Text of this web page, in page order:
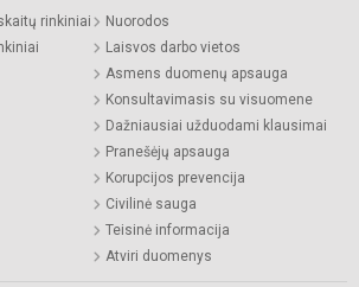
rinkiniai
Nuorodos
Laisvos darbo vietos
Asmens duomenų apsauga
Konsultavimasis su visuomene
Dažniausiai užduodami klausimai
Pranešėjų apsauga
Korupcijos prevencija
Civilinė sauga
Teisinė informacija
Atviri duomenys